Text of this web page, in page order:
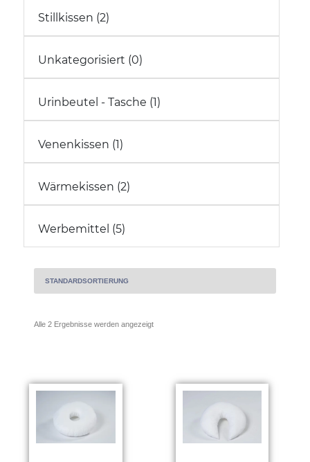
Stillkissen (2)
Unkategorisiert (0)
Urinbeutel - Tasche (1)
Venenkissen (1)
Wärmekissen (2)
Werbemittel (5)
Alle 2 Ergebnisse werden angezeigt